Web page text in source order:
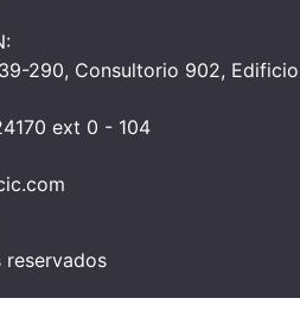
290, Consultorio 902,
ext 0 - 104
reservados